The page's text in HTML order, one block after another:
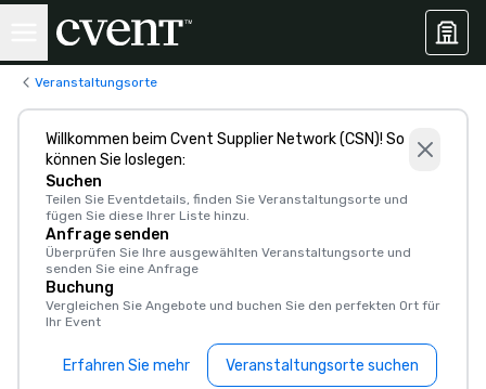
Veranstaltungsorte
Willkommen beim Cvent Supplier Network (CSN)! So
können Sie loslegen:
Suchen
Teilen Sie Eventdetails, finden Sie Veranstaltungsorte und
fügen Sie diese Ihrer Liste hinzu.
Anfrage senden
Überprüfen Sie Ihre ausgewählten Veranstaltungsorte und
senden Sie eine Anfrage
Buchung
Vergleichen Sie Angebote und buchen Sie den perfekten Ort für
Ihr Event
Erfahren Sie mehr Veranstaltungsorte suchen